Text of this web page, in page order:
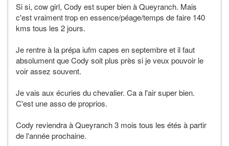
Si si, cow girl, Cody est super bien à Queyranch. Mais
c'est vraiment trop en essence/péage/temps de faire 140
kms tous les 2 jours.
Je rentre à la prépa iufm capes en septembre et il faut
absolument que Cody soit plus près si je veux pouvoir le
voir assez souvent.
Je vais aux écuries du chevalier. Ca a l'air super bien.
C'est une asso de proprios.
Cody reviendra à Queyranch 3 mois tous les étés à partir
de l'année prochaine.